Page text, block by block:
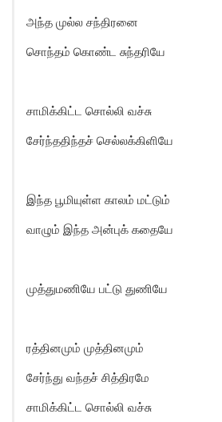
அந்த முல்ல சந்திரனை
சொந்தம் கொண்ட சுந்தரியே
சாமிக்கிட்ட சொல்லி வச்சு
சேர்ந்ததிந்தச் செல்லக்கிளியே
இந்த பூமியுள்ள காலம் மட்டும்
வாழும் இந்த அன்புக் கதையே
முத்துமணியே பட்டு துணியே
ரத்தினமும் முத்தினமும்
சேர்ந்து வந்தச் சித்திரமே
சாமிக்கிட்ட சொல்லி வச்சு